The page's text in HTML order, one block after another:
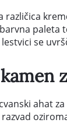
paleta
se
ahat